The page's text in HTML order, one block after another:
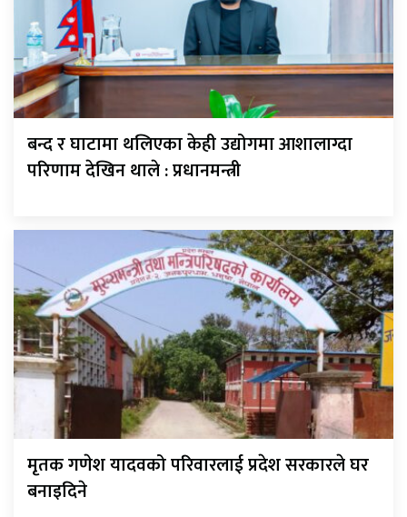
बन्द र घाटामा थलिएका केही उद्योगमा आशालाग्दा
परिणाम देखिन थाले : प्रधानमन्त्री
मृतक गणेश यादवको परिवारलाई प्रदेश सरकारले घर
बनाइदिने